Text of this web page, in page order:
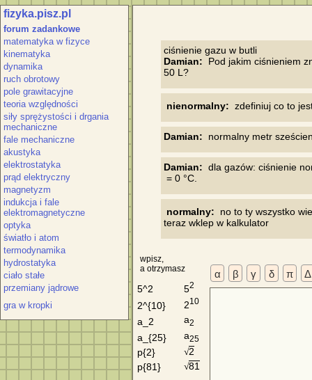
fizyka.pisz.pl
forum zadankowe
matematyka w fizyce
kinematyka
dynamika
ruch obrotowy
pole grawitacyjne
teoria względności
siły sprężystości i drgania
mechaniczne
fale mechaniczne
akustyka
elektrostatyka
prąd elektryczny
magnetyzm
indukcja i fale
elektromagnetyczne
optyka
światło i atom
termodynamika
hydrostatyka
ciało stałe
przemiany jądrowe
gra w kropki
Damian:
Pod jakim ciśnieniem
nienormalny:
zdefiniuj co to
Damian:
Damian:
dla gazów: ciśnienie
normalny:
no to ty wszystko
α β γ δ π Δ
wpisz,
a otrzymasz
5^2 52
2^{10} 210
a_2 a2
a_{25} a25
p{2} √2
p{81}
√81